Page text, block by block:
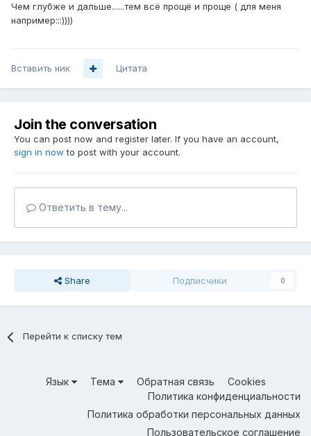
Чем глубже и дальше......тем всё прощё и проще ( для меня
например:::))))
Вставить ник Цитата
Join the conversation
You can post now and register later. If you have an account,
sign in now to post with your account.
Ответить в тему...
Share Подписчики 0
Перейти к списку тем
Язык Тема Обратная связь
Cookies
Политика конфиденциальности
Политика обработки персональных данных
Пользовательское соглашение